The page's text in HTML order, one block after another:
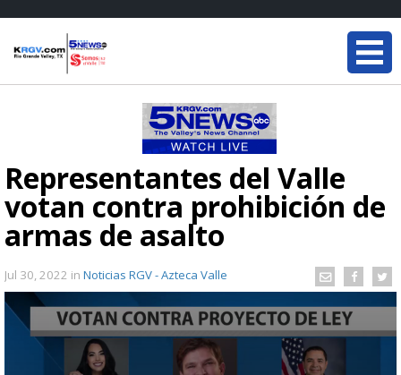
Representantes del Valle
votan contra prohibición de
armas de asalto
Jul 30, 2022 in Noticias RGV - Azteca Valle